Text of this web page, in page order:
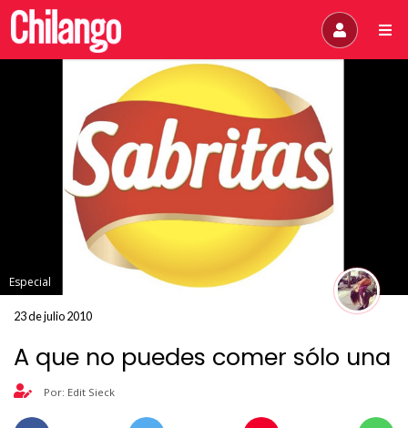
Especial
23 de julio 2010
A que no puedes comer sólo una
Por: Edit Sieck